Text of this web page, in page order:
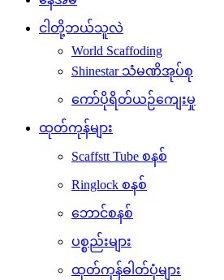
ငါတို့ဘယ်သူလဲ
World Scaffoding
Shinestar သံမဏိအုပ်စု
ကော်ပိုရိတ်ယဉ်ကျေးမှု
ထုတ်ကုန်များ
Scaffstt Tube စနစ်
Ringlock စနစ်
ဘောင်စနစ်
ပစ္စည်းများ
ထုတ်ကုန်ဓါတ်ပုံများ